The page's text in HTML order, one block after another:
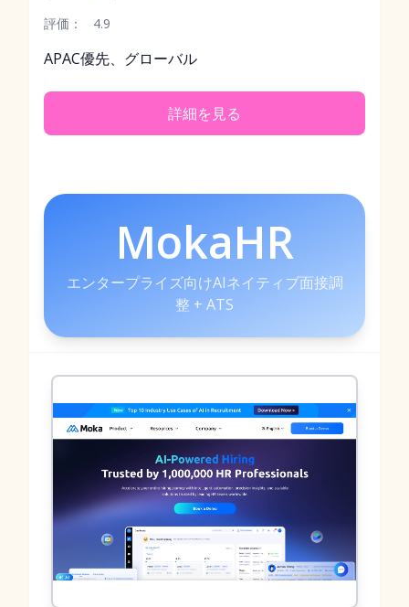
評価：
4.9
APAC優先、グローバル
詳細を見る
MokaHR
エンタープライズ向けAIネイティブ面接調
整 + ATS